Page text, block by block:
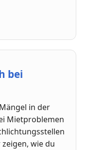
bei
in der
Mietproblemen
wie du